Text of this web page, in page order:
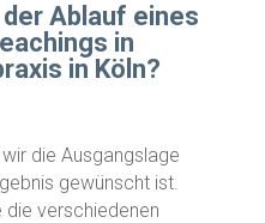
Ablauf eines
in
in Köln?
die Ausgangslage
gewünscht ist.
die verschiedenen